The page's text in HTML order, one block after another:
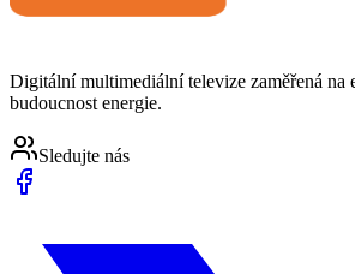
Digitální multimediální televize zaměřená na
budoucnost energie.
Sledujte nás